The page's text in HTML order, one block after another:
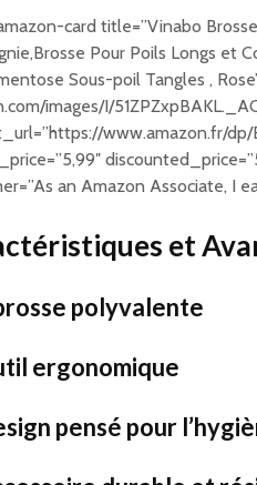
card title=”Vinabo
Pour Poils Longs et
Sous-poil Tangles ,
images/I/
www.amazon.fr/
an Amazon Associate, I
et
polyvalente
ergonomique
pensé pour